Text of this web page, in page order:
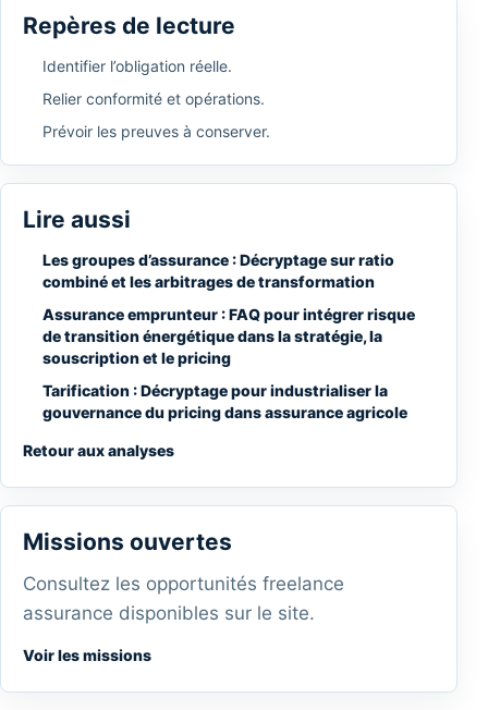
Repères de lecture
Identifier l’obligation réelle.
Relier conformité et opérations.
Prévoir les preuves à conserver.
Lire aussi
Les groupes d’assurance : Décryptage sur ratio
combiné et les arbitrages de transformation
Assurance emprunteur : FAQ pour intégrer risque
de transition énergétique dans la stratégie, la
souscription et le pricing
Tarification : Décryptage pour industrialiser la
gouvernance du pricing dans assurance agricole
Retour aux analyses
Missions ouvertes
Consultez les opportunités freelance
assurance disponibles sur le site.
Voir les missions